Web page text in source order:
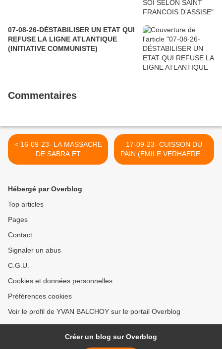
07-08-26-DÉSTABILISER UN ETAT QUI
REFUSE LA LIGNE ATLANTIQUE
(INITIATIVE COMMUNISTE)
Commentaires
< 16-09-23- LA MASSACRE
DE SABRA ET
CHATILA (SOUTENU PAR
17-09-23- CUISSON DU
PAIN (EMILE VERHAEREN)
>
Hébergé par Overblog
Top articles
Pages
Contact
Signaler un abus
C.G.U.
Cookies et données personnelles
Préférences cookies
Voir le profil de YVAN BALCHOY sur le portail Overblog
Créer un blog sur Overblog